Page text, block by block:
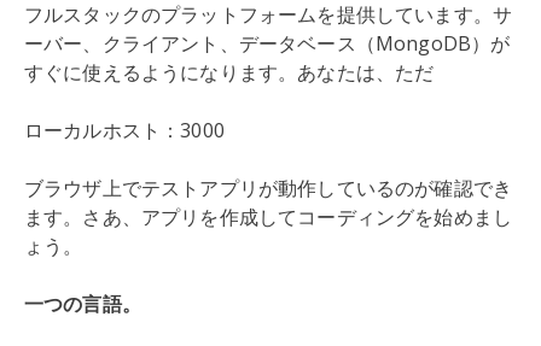
フルスタックのプラットフォームを提供しています。サ
ーバー、クライアント、データベース（MongoDB）が
すぐに使えるようになります。あなたは、ただ
ローカルホスト：3000
ブラウザ上でテストアプリが動作しているのが確認でき
ます。さあ、アプリを作成してコーディングを始めまし
ょう。
一つの言語。